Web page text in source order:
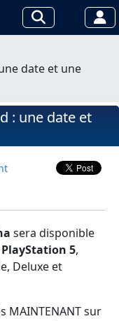
date et une
: une date et
sera disponible
PlayStation 5,
Deluxe et
MAINTENANT sur